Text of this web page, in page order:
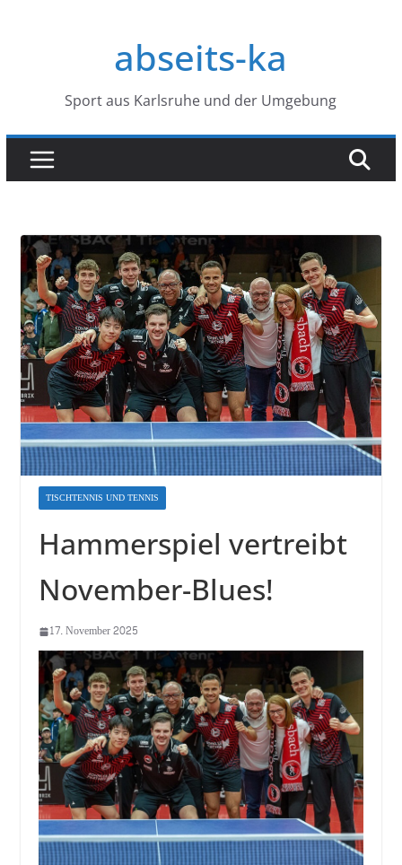
abseits-ka
Sport aus Karlsruhe und der Umgebung
TISCHTENNIS UND TENNIS
Hammerspiel vertreibt
November-Blues!
17. November 2025